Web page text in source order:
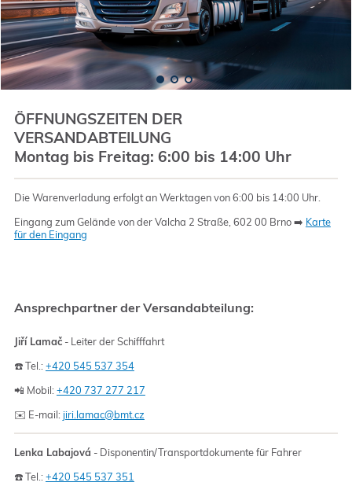
ÖFFNUNGSZEITEN DER
VERSANDABTEILUNG
Montag bis Freitag: 6:00 bis 14:00 Uhr
Die Warenverladung erfolgt an Werktagen von 6:00 bis 14:00 Uhr.
Eingang zum Gelände von der Valcha 2 Straße, 602 00 Brno ➡️ Karte
für den Eingang
Ansprechpartner der Versandabteilung:
Jiří Lamač- Leiter der Schifffahrt
☎️ Tel.: +420 545 537 354
📲 Mobil: +420 737 277 217
✉️ E-mail: jiri.lamac@bmt.cz
Lenka Labajová - Disponentin/Transportdokumente für Fahrer
☎️ Tel.: +420 545 537 351